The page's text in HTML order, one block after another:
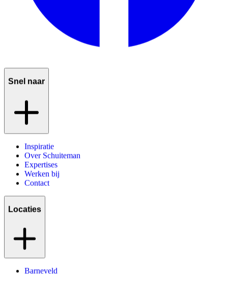
Snel naar
Inspiratie
Over Schuiteman
Expertises
Werken bij
Contact
Locaties
Barneveld